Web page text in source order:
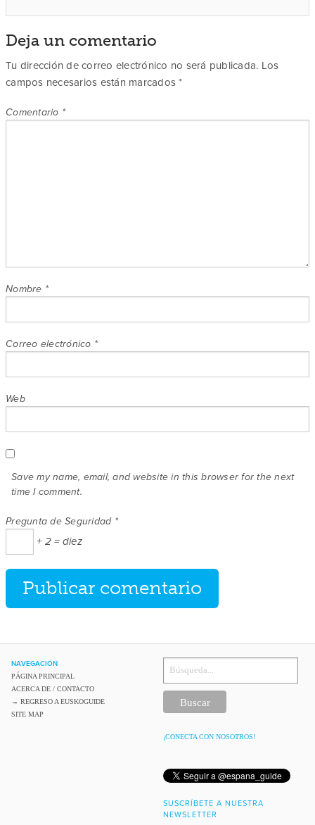
Deja un comentario
Tu dirección de correo electrónico no será publicada. Los
campos necesarios están marcados*
Comentario *
Nombre *
Correo electrónico *
Web
Save my name, email, and website in this browser for the next
time I comment.
Pregunta de Seguridad*
+ 2 = diez
NAVEGACIÓN
PÁGINA PRINCIPAL
ACERCA DE / CONTACTO
→ REGRESO A EUSKOGUIDE
SITE MAP
EN
BLOG
¡CONECTA CON NOSOTROS!
SUSCRÍBETE A NUESTRA
NEWSLETTER